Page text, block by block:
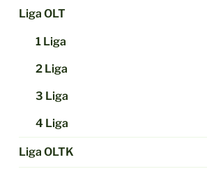
Liga OLT
1 Liga
2 Liga
3 Liga
4 Liga
Liga OLTK